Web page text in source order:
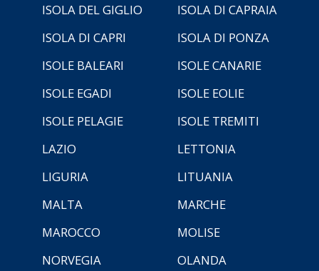
ISOLA DEL GIGLIO
ISOLA DI CAPRAIA
ISOLA DI CAPRI
ISOLA DI PONZA
ISOLE BALEARI
ISOLE CANARIE
ISOLE EGADI
ISOLE EOLIE
ISOLE PELAGIE
ISOLE TREMITI
LAZIO
LETTONIA
LIGURIA
LITUANIA
MALTA
MARCHE
MAROCCO
MOLISE
NORVEGIA
OLANDA